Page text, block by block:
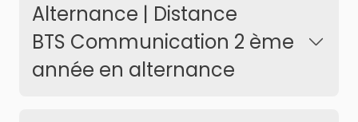
Alternance | Distance
BTS Communication 2 ème
année en alternance